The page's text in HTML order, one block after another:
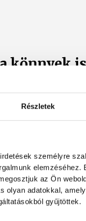
Részletek
személyre
az Ön
olyan adatokkal,
gyűjtöttek.
könnyek
gazdag
este. A One
nyert a
miatt
utoljára
örökre